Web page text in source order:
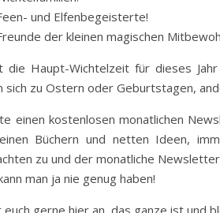
und Elfenbegeisterte!
der kleinen magischen
die Haupt-Wichtelzeit für dieses
sich zu Ostern oder Geburtstagen,
einen kostenlosen monatlichen
Büchern und netten Ideen,
zu und der monatliche
man ja nie genug haben!
euch gerne hier an, das ganze ist und